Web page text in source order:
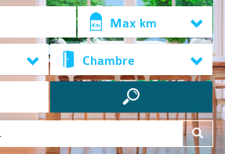
Max km
Chambre